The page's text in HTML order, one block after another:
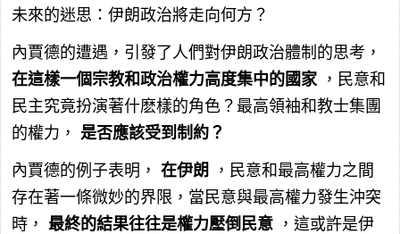
未來的迷思：伊朗政治將走向何方？
內賈德的遭遇，引發了人們對伊朗政治體制的思考，
在這樣一個宗教和政治權力高度集中的國家 ，民意和
民主究竟扮演著什麽樣的角色？最高領袖和教士集團
的權力， 是否應該受到制約？
內賈德的例子表明， 在伊朗
，民意和最高權力之間
存在著一條微妙的界限，當民意與最高權力發生沖突
時， 最終的結果往往是權力壓倒民意 ，這或許是伊